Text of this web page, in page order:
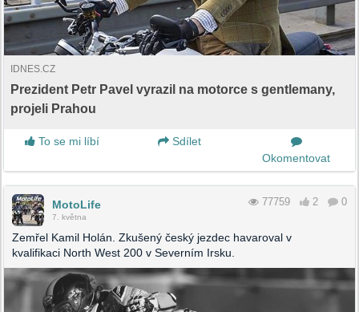
IDNES.CZ
Prezident Petr Pavel vyrazil na motorce s gentlemany,
projeli Prahou
To se mi líbí
Sdílet
Okomentovat
MotoLife
7. května
77759 2 0
Zemřel Kamil Holán. Zkušený český jezdec havaroval v
kvalifikaci North West 200 v Severním Irsku.